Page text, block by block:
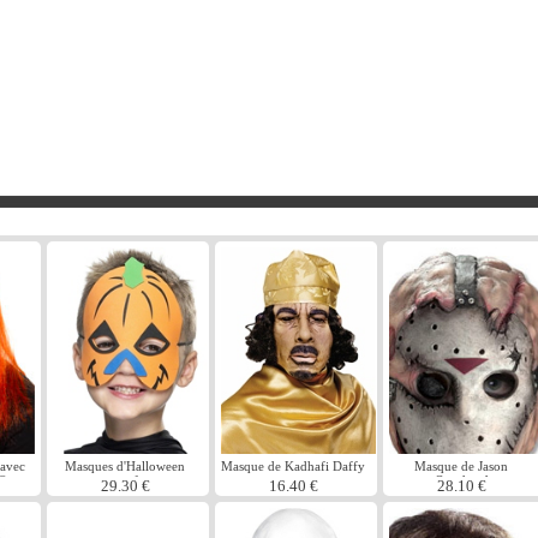
Masques d'Halloween
pour enfants
29.30 €
Masque de Kadhafi Daffy
16.40 €
Masque de Jason
Overhead
28.10 €